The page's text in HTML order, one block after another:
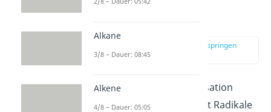
zur Stelle im Video springen
(00:49)
Die radikalische Polymerisation
beginnt damit, dass zuerst Radikale
Alkane
3/8 – Dauer: 08:45
Alkene
4/8 – Dauer: 05:05